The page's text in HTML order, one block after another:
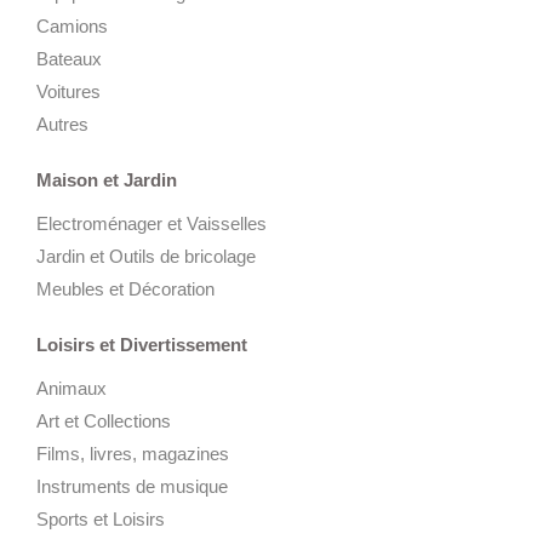
Camions
Bateaux
Voitures
Autres
Maison et Jardin
Electroménager et Vaisselles
Jardin et Outils de bricolage
Meubles et Décoration
Loisirs et Divertissement
Animaux
Art et Collections
Films, livres, magazines
Instruments de musique
Sports et Loisirs